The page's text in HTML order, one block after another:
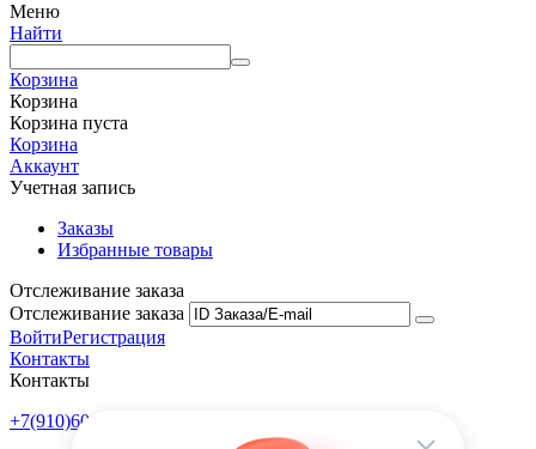
Меню
Найти
Корзина
Корзина
Корзина пуста
Корзина
Аккаунт
Учетная запись
Заказы
Избранные товары
Отслеживание заказа
Отслеживание заказа
ВойтиРегистрация
Контакты
Контакты
+7(910)601-10-10